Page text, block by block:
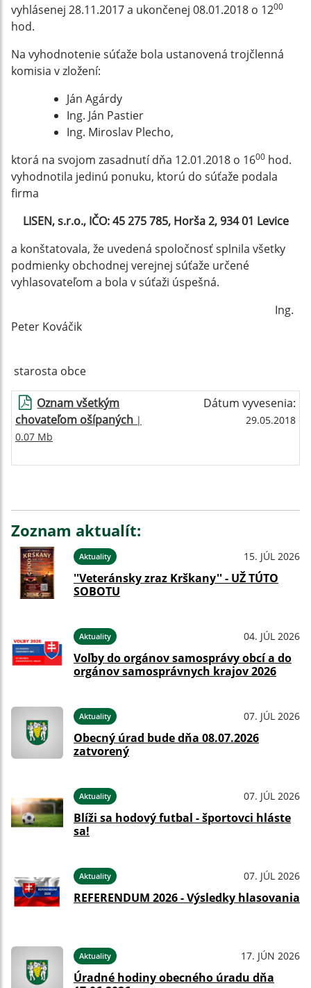
vyhlásenej 28.11.2017 a ukončenej 08.01.2018 o 1200
hod.
Na vyhodnotenie súťaže bola ustanovená trojčlenná
komisia v zložení:
Ján Agárdy
Ing. Ján Pastier
Ing. Miroslav Plecho,
ktorá na svojom zasadnutí dňa 12.01.2018 o 1600 hod.
vyhodnotila jedinú ponuku, ktorú do súťaže podala
firma
LISEN, s.r.o., IČO: 45 275 785, Horša 2, 934 01 Levice
a konštatovala, že uvedená spoločnosť splnila všetky
podmienky obchodnej verejnej súťaže určené
vyhlasovateľom a bola v súťaži úspešná.
Ing.
Peter Kováčik
starosta obce
Oznam všetkým
chovateľom ošípaných |
0.07 Mb
Dátum vyvesenia:
29.05.2018
Zoznam aktualít:
Aktuality 15. JÚL 2026
''Veteránsky zraz Krškany'' - UŽ TÚTO
SOBOTU
Aktuality 04. JÚL 2026
Voľby do orgánov samosprávy obcí a do
orgánov samosprávnych krajov 2026
Aktuality 07. JÚL 2026
Obecný úrad bude dňa 08.07.2026
zatvorený
Aktuality 07. JÚL 2026
Blíži sa hodový futbal - športovci hláste
sa!
Aktuality 07. JÚL 2026
REFERENDUM 2026 - Výsledky hlasovania
Aktuality 17. JÚN 2026
Úradné hodiny obecného úradu dňa